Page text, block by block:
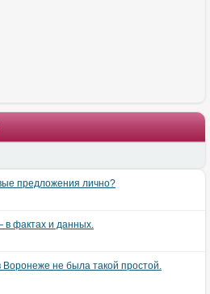
предложения лично?
в фактах и данных.
Воронеже не была такой простой.